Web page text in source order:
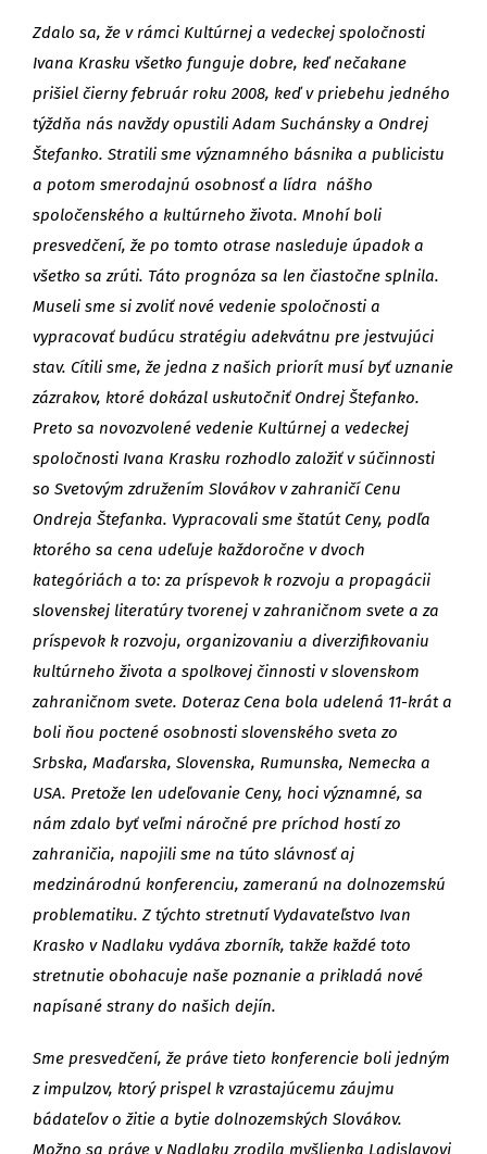
Zdalo sa, že v rámci Kultúrnej a vedeckej spoločnosti
Ivana Krasku všetko funguje dobre, keď nečakane
prišiel čierny február roku 2008, keď v priebehu jedného
týždňa nás navždy opustili Adam Suchánsky a Ondrej
Štefanko. Stratili sme významného básnika a publicistu
a potom smerodajnú osobnosť a lídra nášho
spoločenského a kultúrneho života. Mnohí boli
presvedčení, že po tomto otrase nasleduje úpadok a
všetko sa zrúti. Táto prognóza sa len čiastočne splnila.
Museli sme si zvoliť nové vedenie spoločnosti a
vypracovať budúcu stratégiu adekvátnu pre jestvujúci
stav. Cítili sme, že jedna z našich priorít musí byť uznanie
zázrakov, ktoré dokázal uskutočniť Ondrej Štefanko.
Preto sa novozvolené vedenie Kultúrnej a vedeckej
spoločnosti Ivana Krasku rozhodlo založiť v súčinnosti
so Svetovým združením Slovákov v zahraničí Cenu
Ondreja Štefanka. Vypracovali sme štatút Ceny, podľa
ktorého sa cena udeľuje každoročne v dvoch
kategóriách a to: za príspevok k rozvoju a propagácii
slovenskej literatúry tvorenej v zahraničnom svete a za
príspevok k rozvoju, organizovaniu a diverzifikovaniu
kultúrneho života a spolkovej činnosti v slovenskom
zahraničnom svete. Doteraz Cena bola udelená 11-krát a
boli ňou poctené osobnosti slovenského sveta zo
Srbska, Maďarska, Slovenska, Rumunska, Nemecka a
USA. Pretože len udeľovanie Ceny, hoci významné, sa
nám zdalo byť veľmi náročné pre príchod hostí zo
zahraničia, napojili sme na túto slávnosť aj
medzinárodnú konferenciu, zameranú na dolnozemskú
problematiku. Z týchto stretnutí Vydavateľstvo Ivan
Krasko v Nadlaku vydáva zborník, takže každé toto
stretnutie obohacuje naše poznanie a prikladá nové
napísané strany do našich dejín.
Sme presvedčení, že práve tieto konferencie boli jedným
z impulzov, ktorý prispel k vzrastajúcemu záujmu
bádateľov o žitie a bytie dolnozemských Slovákov.
Možno sa práve v Nadlaku zrodila myšlienka Ladislavovi